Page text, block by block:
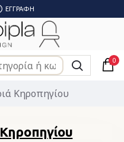
ΕΓΓΡΑΦΉ
0
Κηροπηγίου